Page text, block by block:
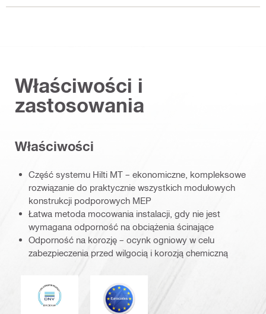
Właściwości i
zastosowania
Właściwości
Część systemu Hilti MT – ekonomiczne, kompleksowe
rozwiązanie do praktycznie wszystkich modułowych
konstrukcji podporowych MEP
Łatwa metoda mocowania instalacji, gdy nie jest
wymagana odporność na obciążenia ścinające
Odporność na korozję – ocynk ogniowy w celu
zabezpieczenia przed wilgocią i korozją chemiczną
DNV Eurokod